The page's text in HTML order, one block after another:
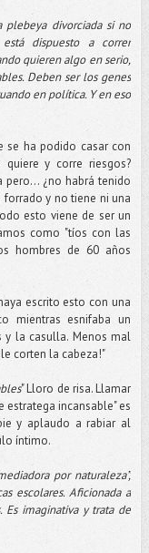
plebeya divorciada si no
dispuesto a correr
quieren algo en serio,
Deben ser los genes
en política. Y en eso
se ha podido casar con
y corre riesgos?
pero... ¿no habrá tenido
forrado y no tiene ni una
esto viene de ser un
como "tíos con las
hombres de 60 años
escrito esto con una
mientras esnifaba un
y la casulla. Menos mal
corten la cabeza!"
" Lloro de risa. Llamar
estratega incansable" es
y aplaudo a rabiar al
íntimo.
por naturaleza”,
escolares. Aficionada a
Es imaginativa y trata de